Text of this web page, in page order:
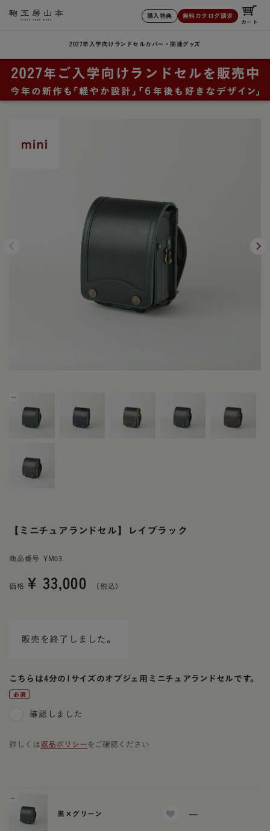
購入特典 無料カタログ請求
カート
2027年入学向けランドセル カバー・関連グッズ
【ミニチュアランドセル】レイブラック
商品番号 YM03
価格 ¥ 33,000
販売を終了しました。
こちらは4分の1サイズのオブジェ用ミニチュアランドセルです。
確認しました
詳しくは返品ポリシー をご確認ください
黒×グリーン —